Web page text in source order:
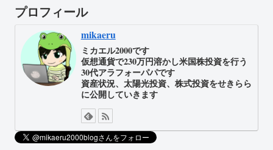
プロフィール
mikaeru
ミカエル2000です
仮想通貨で230万円溶かし米国株投資を行う
30代アラフォーパパです
資産状況、太陽光投資、株式投資をせきらら
に公開していきます